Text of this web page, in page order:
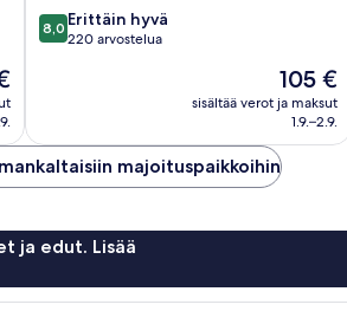
8.0
kautta
arvostelua
8,0 Erittäin hyvä
220 arvostelua
Hinta
on
105 €
105 €
sisältää verot ja maksut
1.9.–2.9.
majoituspaikkoihin
ja edut. Lisää